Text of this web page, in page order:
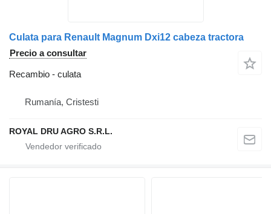
Culata para Renault Magnum Dxi12 cabeza tractora
Precio a consultar
Recambio - culata
Rumanía, Cristesti
ROYAL DRU AGRO S.R.L.